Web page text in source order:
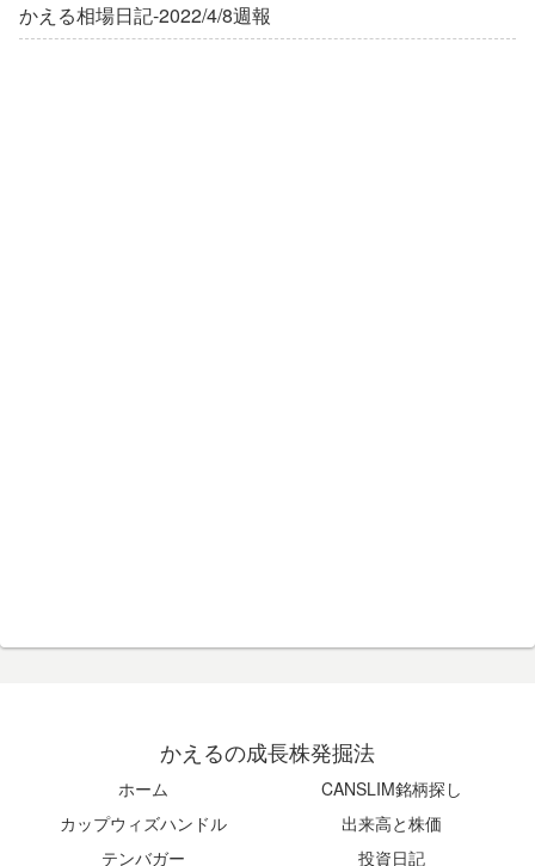
かえる相場日記-2022/4/8週報
かえるの成長株発掘法
ホーム
CANSLIM銘柄探し
カップウィズハンドル
出来高と株価
テンバガー
投資日記